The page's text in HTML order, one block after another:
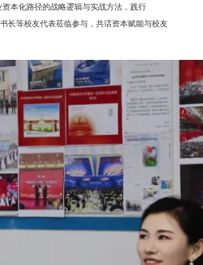
本化路径的战略逻辑与实战方法，践行
长等校友代表莅临参与，共话资本赋能与校友